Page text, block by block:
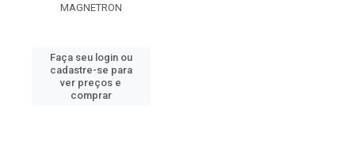
MAGNETRON
Faça seu login ou
cadastre-se para
ver preços e
comprar